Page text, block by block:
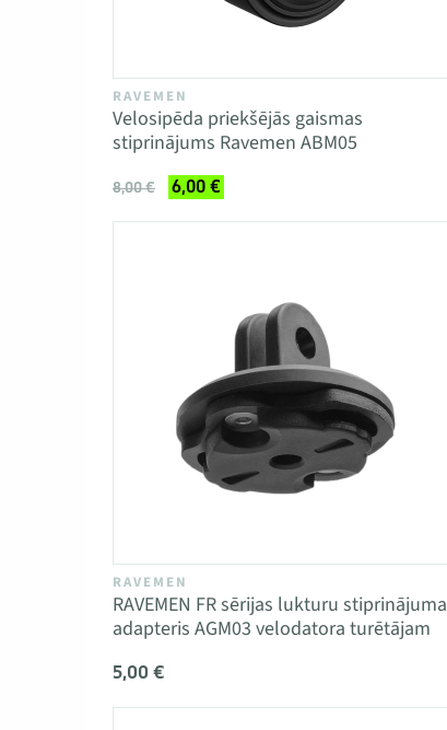
RAVEMEN
Velosipēda priekšējās gaismas
stiprinājums Ravemen ABM05
8,00 € 6,00 €
RAVEMEN
RAVEMEN FR sērijas lukturu stiprinājuma
adapteris AGM03 velodatora turētājam
5,00 €